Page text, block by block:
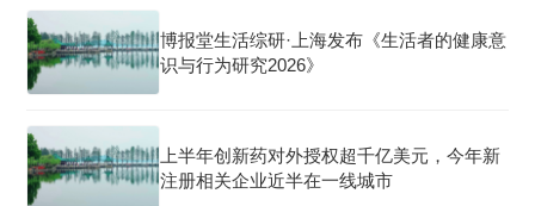
博报堂生活综研·上海发布《生活者的健康意
识与行为研究2026》
上半年创新药对外授权超千亿美元，今年新
注册相关企业近半在一线城市